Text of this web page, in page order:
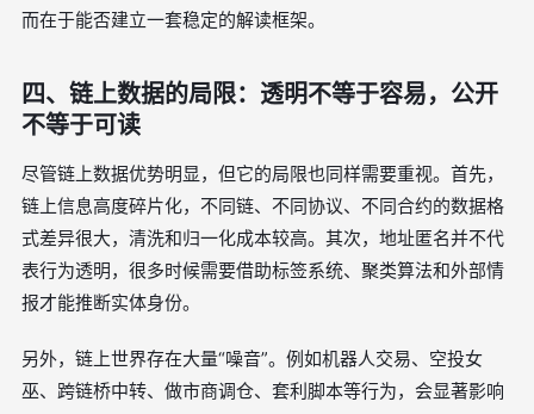
而在于能否建立一套稳定的解读框架。
四、链上数据的局限：透明不等于容易，公开
不等于可读
尽管链上数据优势明显，但它的局限也同样需要重视。首先，
链上信息高度碎片化，不同链、不同协议、不同合约的数据格
式差异很大，清洗和归一化成本较高。其次，地址匿名并不代
表行为透明，很多时候需要借助标签系统、聚类算法和外部情
报才能推断实体身份。
另外，链上世界存在大量“噪音”。例如机器人交易、空投女
巫、跨链桥中转、做市商调仓、套利脚本等行为，会显著影响